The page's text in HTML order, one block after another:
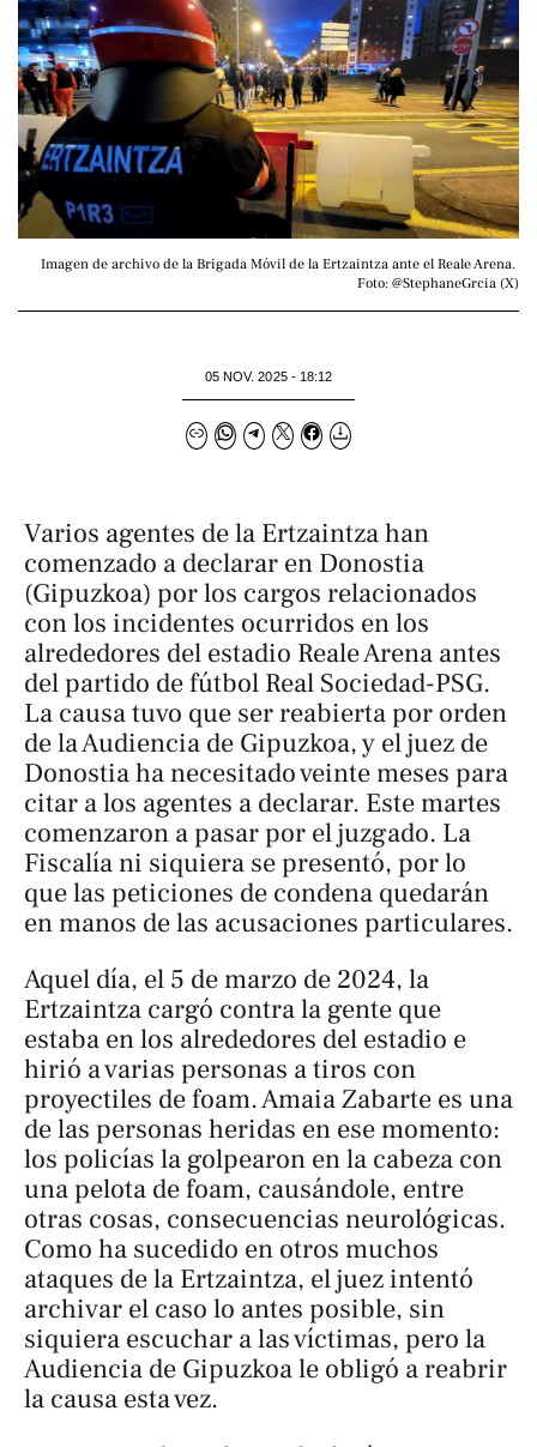
Imagen de archivo de la Brigada Móvil de la Ertzaintza ante el Reale Arena.
Foto: @StephaneGrcia (X)
05 NOV. 2025 - 18:12
Varios agentes de la Ertzaintza han
comenzado a declarar en Donostia
(Gipuzkoa) por los cargos relacionados
con los incidentes ocurridos en los
alrededores del estadio Reale Arena antes
del partido de fútbol Real Sociedad-PSG.
La causa tuvo que ser reabierta por orden
de la Audiencia de Gipuzkoa, y el juez de
Donostia ha necesitado veinte meses para
citar a los agentes a declarar. Este martes
comenzaron a pasar por el juzgado. La
Fiscalía ni siquiera se presentó, por lo
que las peticiones de condena quedarán
en manos de las acusaciones particulares.
Aquel día, el 5 de marzo de 2024, la
Ertzaintza cargó contra la gente que
estaba en los alrededores del estadio e
hirió a varias personas a tiros con
proyectiles de foam. Amaia Zabarte es una
de las personas heridas en ese momento:
los policías la golpearon en la cabeza con
una pelota de foam, causándole, entre
otras cosas, consecuencias neurológicas.
Como ha sucedido en otros muchos
ataques de la Ertzaintza, el juez intentó
archivar el caso lo antes posible, sin
siquiera escuchar a las víctimas, pero la
Audiencia de Gipuzkoa le obligó a reabrir
la causa esta vez.